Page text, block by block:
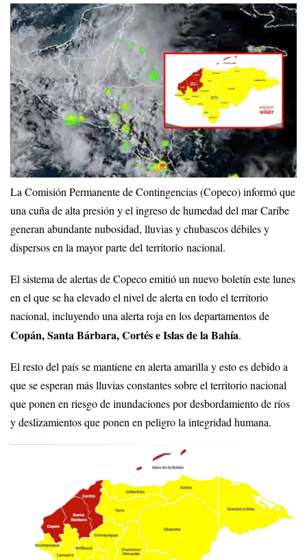
La Comisión Permanente de Contingencias (Copeco) informó que
una cuña de alta presión y el ingreso de humedad del mar Caribe
generan abundante nubosidad, lluvias y chubascos débiles y
dispersos en la mayor parte del territorio nacional.
El sistema de alertas de Copeco emitió un nuevo boletín este lunes
en el que se ha elevado el nivel de alerta en todo el territorio
nacional, incluyendo una alerta roja en los departamentos de
Copán, Santa Bárbara, Cortés e Islas de la Bahía.
El resto del país se mantiene en alerta amarilla y esto es debido a
que se esperan más lluvias constantes sobre el territorio nacional
que ponen en riesgo de inundaciones por desbordamiento de ríos
y deslizamientos que ponen en peligro la integridad humana.